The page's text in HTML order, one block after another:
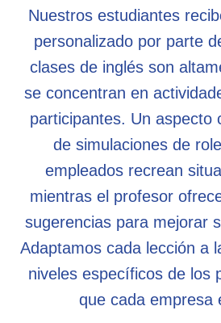
Nuestros estudiantes
personalizado por parte
clases de inglés son
se concentran en
participantes. Un aspecto
de simulaciones de
empleados recrean
mientras el profesor
sugerencias para mejorar
Adaptamos cada lección a
niveles específicos de los
que cada empresa